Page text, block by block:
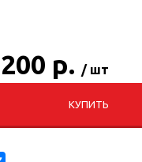
р. / шт
КУПИТЬ